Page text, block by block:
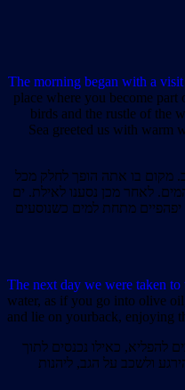
The morning began with a
place where you become
birds and the rustle of the
Sea greeted us with warm
מקום בו אתה הופך לחלק מכל
לאחר מכן נסענו לאילת. ים
יפהפיים מתחת למים כשנוסעים
The next day we were taken to
water, as if you go into olive
and lie on yourback, enjoying
להפליא, כאילו נכנסים לתוך
ולשכב על הגב, ליהנות